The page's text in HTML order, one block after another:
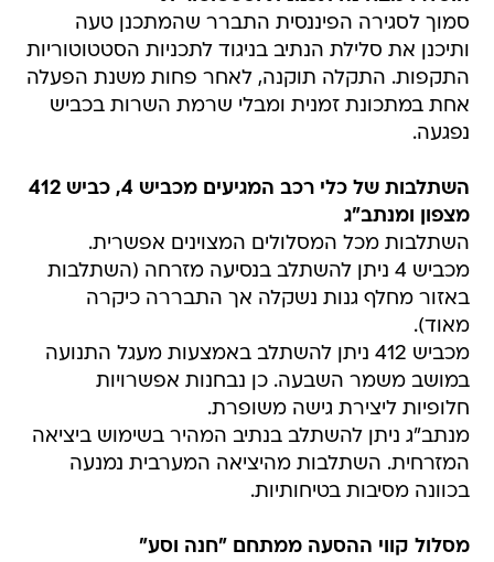
סמוך לסגירה הפיננסית התברר שהמתכנן טעה
ותיכנן את סלילת הנתיב בניגוד לתכניות הסטטוטוריות
התקפות. התקלה תוקנה, לאחר פחות משנת הפעלה
אחת במתכונת זמנית ומבלי שרמת השרות בכביש
נפגעה.
השתלבות של כלי רכב המגיעים מכביש 4, כביש 412
מצפון ומנתב"ג
השתלבות מכל המסלולים המצוינים אפשרית.
מכביש 4 ניתן להשתלב בנסיעה מזרחה (השתלבות
באזור מחלף גנות נשקלה אך התבררה כיקרה
מאוד).
מכביש 412 ניתן להשתלב באמצעות מעגל התנועה
במושב משמר השבעה. כן נבחנות אפשרויות
חלופיות ליצירת גישה משופרת.
מנתב"ג ניתן להשתלב בנתיב המהיר בשימוש ביציאה
המזרחית. השתלבות מהיציאה המערבית נמנעה
בכוונה מסיבות בטיחותיות.
מסלול קווי ההסעה ממתחם "חנה וסע"